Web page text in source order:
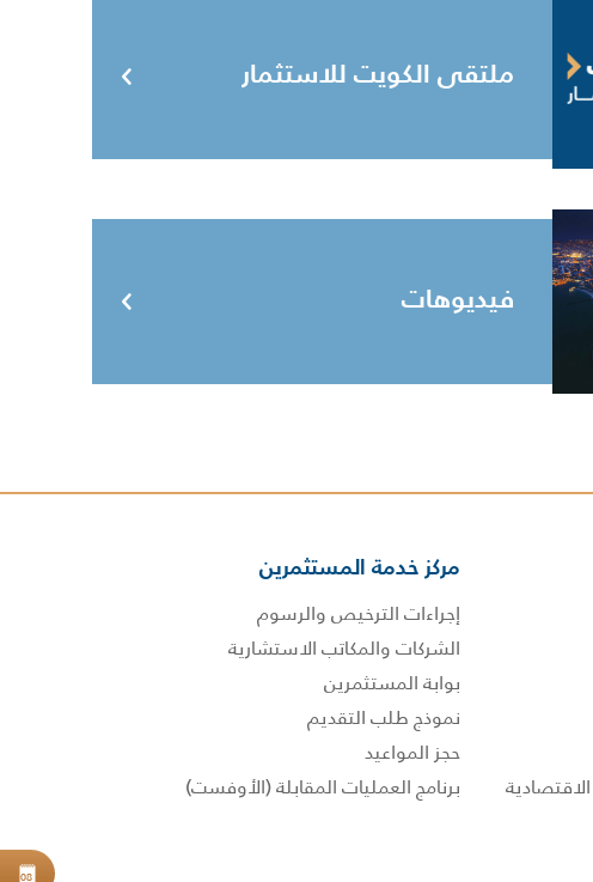
ملتقى الكويت للاستثمار
فيديوهات
مركز خدمة المستثمرين
إجراءات الترخيص والرسوم
الشركات والمكاتب الاستشارية
بوابة المستثمرين
نموذج طلب التقديم
حجز المواعيد
برنامج العمليات المقابلة (الأوفست)
08